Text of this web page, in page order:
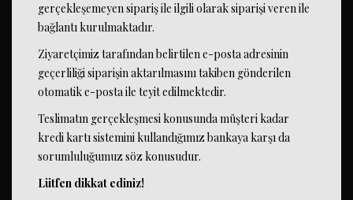
gerçekleşemeyen sipariş ile ilgili olarak siparişi veren ile
bağlantı kurulmaktadır.
Ziyaretçimiz tarafından belirtilen e-posta adresinin
geçerliliği siparişin aktarılmasını takiben gönderilen
otomatik e-posta ile teyit edilmektedir.
Teslimatın gerçekleşmesi konusunda müşteri kadar
kredi kartı sistemini kullandığımız bankaya karşı da
sorumluluğumuz söz konusudur.
Lütfen dikkat ediniz!